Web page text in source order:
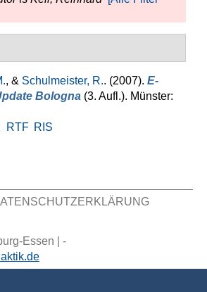
, & Schulmeister, R.. (2007). E-
Bologna (3. Aufl.). Münster:
RTF RIS
Essen | -